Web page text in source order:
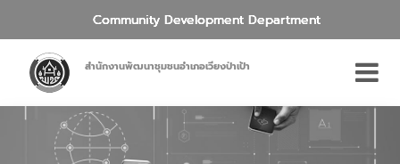
Community Development Department
สำนักงานพัฒนาชุมชนอำเภอเวียงป่าเป้า